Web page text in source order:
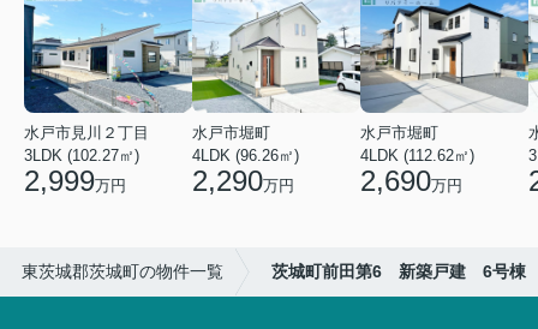
水戸市見川２丁目
3LDK (102.27㎡)
2,999万円
水戸市堀町
4LDK (96.26㎡)
2,290万円
水戸市堀町
4LDK (112.62㎡)
2,690万円
東茨城郡茨城町の物件一覧 茨城町前田第6 新築戸建 6号棟